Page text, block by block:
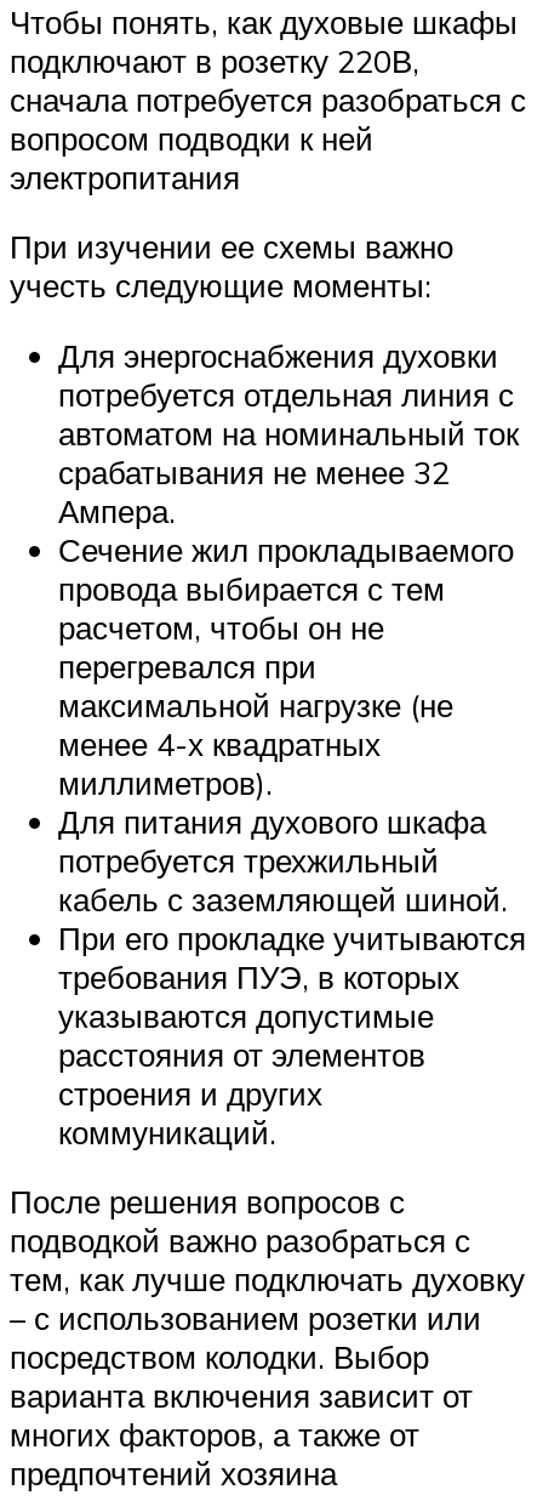
Чтобы понять, как духовые шкафы
подключают в розетку 220В,
сначала потребуется разобраться с
вопросом подводки к ней
электропитания
При изучении ее схемы важно
учесть следующие моменты:
Для энергоснабжения духовки
потребуется отдельная линия с
автоматом на номинальный ток
срабатывания не менее 32
Ампера.
Сечение жил прокладываемого
провода выбирается с тем
расчетом, чтобы он не
перегревался при
максимальной нагрузке (не
менее 4-х квадратных
миллиметров).
Для питания духового шкафа
потребуется трехжильный
кабель с заземляющей шиной.
При его прокладке учитываются
требования ПУЭ, в которых
указываются допустимые
расстояния от элементов
строения и других
коммуникаций.
После решения вопросов с
подводкой важно разобраться с
тем, как лучше подключать духовку
– с использованием розетки или
посредством колодки. Выбор
варианта включения зависит от
многих факторов, а также от
предпочтений хозяина